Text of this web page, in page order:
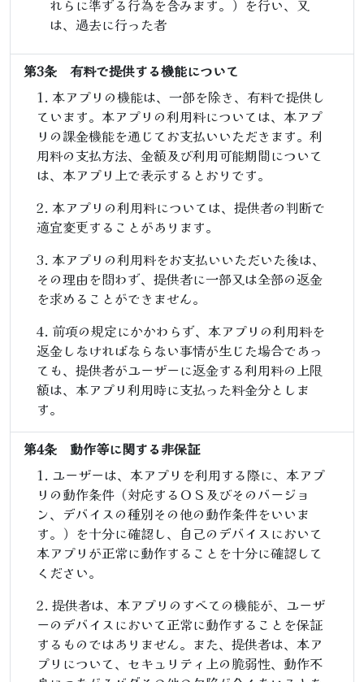
れらに準ずる行為を含みます。）を行い、又
は、過去に行った者
第3条 有料で提供する機能について
本アプリの機能は、一部を除き、有料で提供し
ています。本アプリの利用料については、本アプ
リの課金機能を通じてお支払いいただきます。利
用料の支払方法、金額及び利用可能期間について
は、本アプリ上で表示するとおりです。
本アプリの利用料については、提供者の判断で
適宜変更することがあります。
本アプリの利用料をお支払いいただいた後は、
その理由を問わず、提供者に一部又は全部の返金
を求めることができません。
前項の規定にかかわらず、本アプリの利用料を
返金しなければならない事情が生じた場合であっ
ても、提供者がユーザーに返金する利用料の上限
額は、本アプリ利用時に支払った料金分としま
す。
第4条 動作等に関する非保証
ユーザーは、本アプリを利用する際に、本アプ
リの動作条件（対応するＯＳ及びそのバージョ
ン、デバイスの種別その他の動作条件をいいま
す。）を十分に確認し、自己のデバイスにおいて
本アプリが正常に動作することを十分に確認して
ください。
提供者は、本アプリのすべての機能が、ユーザ
ーのデバイスにおいて正常に動作することを保証
するものではありません。また、提供者は、本ア
プリについて、セキュリティ上の脆弱性、動作不